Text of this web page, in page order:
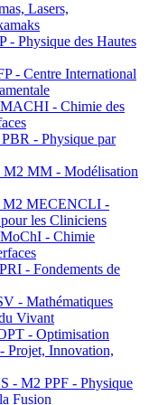
Lasers,
- Physique des Hautes
- Centre International
- Chimie des
- Physique par
MM - Modélisation
MECENCLI -
les Cliniciens
- Chimie
- Fondements de
- Mathématiques
Vivant
- Optimisation
Projet, Innovation,
- M2 PPF - Physique
Fusion